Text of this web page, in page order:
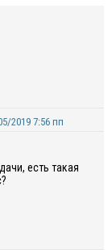
2019 7:56 пп
есть такая